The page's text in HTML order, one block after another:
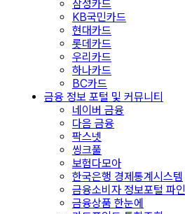
삼성카드
KB국민카드
현대카드
롯데카드
우리카드
하나카드
BC카드
금융 정보 포털 및 커뮤니티
네이버 금융
다음 금융
팍스넷
씽크풀
보험다모아
한국은행 경제통계시스템
금융소비자 정보포털 파인
금융상품 한눈에